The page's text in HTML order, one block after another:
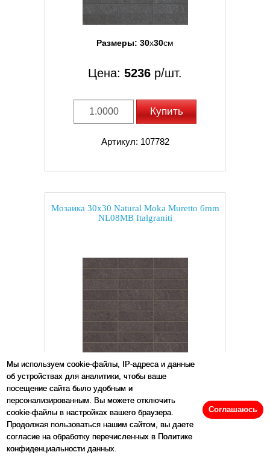
Мы используем cookie-файлы, IP-адреса и данные
об устройствах для аналитики, чтобы ваше
посещение сайта было удобным и
персонализированным. Вы можете отключить
cookie-файлы в настройках вашего браузера.
Продолжая пользоваться нашим сайтом, вы даете
согласие на обработку перечисленных в Политике
конфиденциальности данных.
Соглашаюсь
Размеры: 30x30см
Цена: 5236 р/шт.
Купить
Артикул: 107782
Мозаика 30x30 Natural Moka Muretto 6mm
NL08MB Italgraniti
Размеры:30x30см
Цена:5236р/шт.